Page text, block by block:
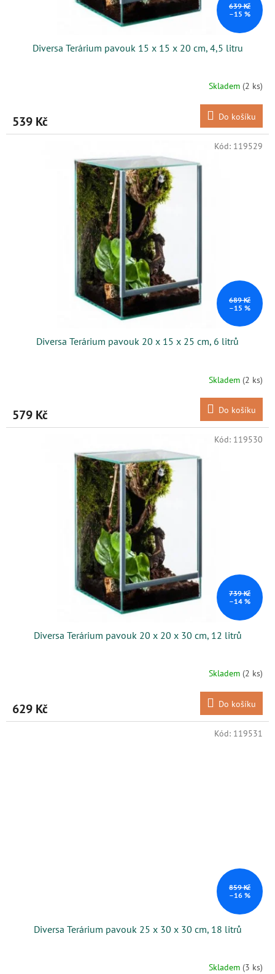
639 Kč
–15 %
Diversa Terárium pavouk 15 x 15 x 20 cm, 4,5 litru
Skladem (2 ks)
539 Kč Do košíku
689 Kč
–15 %
Diversa Terárium pavouk 20 x 15 x 25 cm, 6 litrů
Skladem (2 ks)
579 Kč Do košíku
Kód: 119529
739 Kč
–14 %
Diversa Terárium pavouk 20 x 20 x 30 cm, 12 litrů
Skladem (2 ks)
629 Kč Do košíku
Kód: 119530
859 Kč
–16 %
Diversa Terárium pavouk 25 x 30 x 30 cm, 18 litrů
Skladem (3 ks)
Kód: 119531